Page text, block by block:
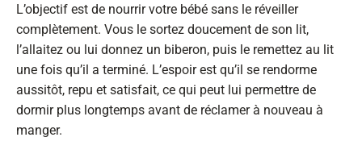
L’objectif est de nourrir votre bébé sans le réveiller
complètement. Vous le sortez doucement de son lit,
l’allaitez ou lui donnez un biberon, puis le remettez au lit
une fois qu’il a terminé. L’espoir est qu’il se rendorme
aussitôt, repu et satisfait, ce qui peut lui permettre de
dormir plus longtemps avant de réclamer à nouveau à
manger.